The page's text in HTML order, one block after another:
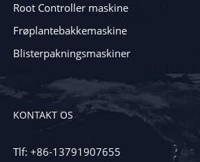
Root Controller maskine
Frøplantebakkemaskine
Blisterpakningsmaskiner
KONTAKT OS
Tlf: +86-13791907655